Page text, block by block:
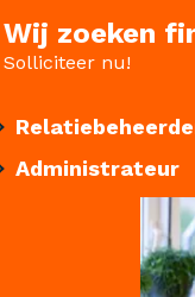
Wij zoeken
Solliciteer nu!
Administrateur